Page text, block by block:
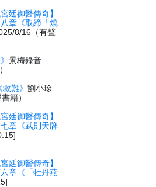
廷御醫傳奇】
章《取締「燒
8/16（有聲
景梅錄音
救難》劉小珍
籍）
廷御醫傳奇】
章《武則天牌
廷御醫傳奇】
章《「牡丹燕